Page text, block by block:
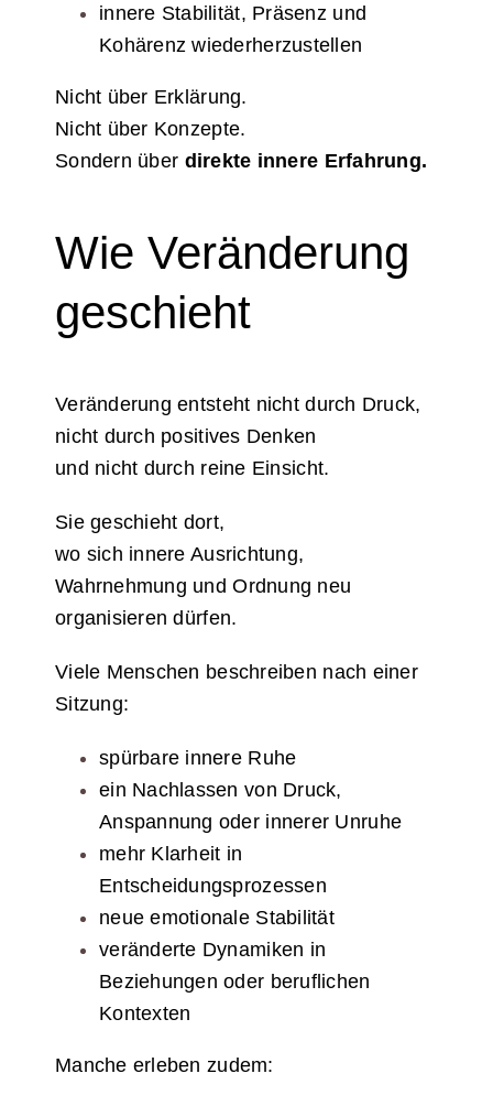
innere Stabilität, Präsenz und
Kohärenz wiederherzustellen
Nicht über Erklärung.
Nicht über Konzepte.
Sondern über direkte innere Erfahrung.
Wie Veränderung
geschieht
Veränderung entsteht nicht durch Druck,
nicht durch positives Denken
und nicht durch reine Einsicht.
Sie geschieht dort,
wo sich innere Ausrichtung,
Wahrnehmung und Ordnung neu
organisieren dürfen.
Viele Menschen beschreiben nach einer
Sitzung:
spürbare innere Ruhe
ein Nachlassen von Druck,
Anspannung oder innerer Unruhe
mehr Klarheit in
Entscheidungsprozessen
neue emotionale Stabilität
veränderte Dynamiken in
Beziehungen oder beruflichen
Kontexten
Manche erleben zudem: